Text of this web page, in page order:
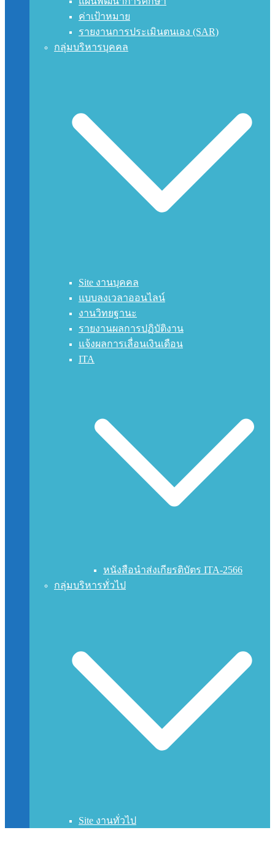
ค่าเป้าหมาย
รายงานการประเมินตนเอง (SAR)
กลุ่มบริหารบุคคล
Site งานบุคคล
แบบลงเวลาออนไลน์
งานวิทยฐานะ
รายงานผลการปฏิบัติงาน
แจ้งผลการเลื่อนเงินเดือน
ITA
หนังสือนำส่งเกียรติบัตร ITA-2566
กลุ่มบริหารทั่วไป
Site งานทั่วไป